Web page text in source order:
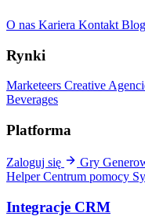
O nas Kariera Kontakt
Rynki
Marketeers Creative
Beverages
Platforma
Zaloguj się Gry
HelperCentrum pomocy
Integracje CRM